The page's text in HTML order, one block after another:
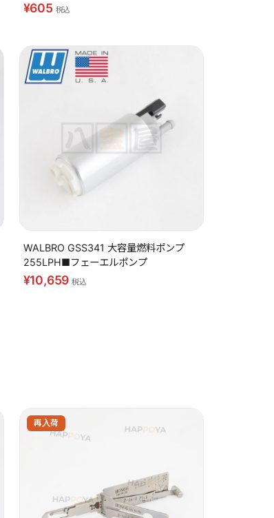
¥605 税込
WALBRO GSS341 大容量燃料ポンプ
255LPH■フェーエルポンプ
¥10,659税込